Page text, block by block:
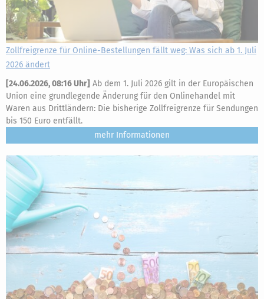
Zollfreigrenze für Online-Bestellungen fällt weg: Was sich ab 1. Juli
2026 ändert
[24.06.2026, 08:16 Uhr] Ab dem 1. Juli 2026 gilt in der Europäischen
Union eine grundlegende Änderung für den Onlinehandel mit
Waren aus Drittländern: Die bisherige Zollfreigrenze für Sendungen
bis 150 Euro entfällt.
mehr